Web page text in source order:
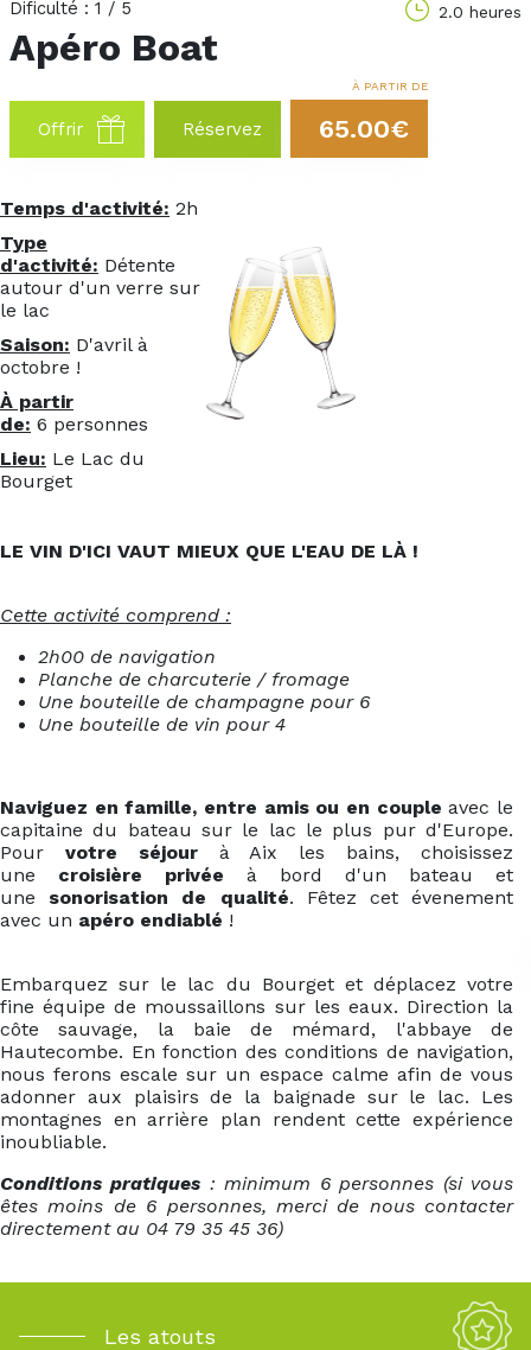
Dificulté : 1 / 5 2.0 heures
Apéro Boat
Offrir Réservez
À PARTIR DE
65.00€
Temps d'activité: 2h
Type
d'activité: Détente
autour d'un verre sur
le lac
Saison: D'avril à
octobre !
À partir
de: 6 personnes
Lieu: Le Lac du
Bourget
LE VIN D'ICI VAUT MIEUX QUE L'EAU DE LÀ !
Cette activité comprend :
2h00 de navigation
Planche de charcuterie / fromage
Une bouteille de champagne pour 6
Une bouteille de vin pour 4
Naviguez en famille, entre amis ou en couple avec le
capitaine du bateau sur le lac le plus pur d'Europe.
Pour votre séjourà Aix les bains, choisissez
une croisière privée à bord d'un bateau et
une sonorisation de qualité. Fêtez cet évenement
avec un apéro endiablé !
Embarquez sur le lac du Bourget et déplacez votre
fine équipe de moussaillons sur les eaux. Direction la
côte sauvage, la baie de mémard, l'abbaye de
Hautecombe. En fonction des conditions de navigation,
nous ferons escale sur un espace calme afin de vous
adonner aux plaisirs de la baignade sur le lac. Les
montagnes en arrière plan rendent cette expérience
inoubliable.
Conditions pratiques : minimum 6 personnes (si vous
êtes moins de 6 personnes, merci de nous contacter
directement au 04 79 35 45 36)
Les atouts